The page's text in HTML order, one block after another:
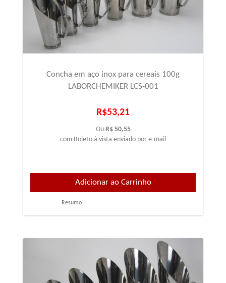
Concha em aço inox para cereais 100g
LABORCHEMIKER LCS-001
R$53,21
Ou R$ 50,55
com Boleto à vista enviado por e-mail
Resumo